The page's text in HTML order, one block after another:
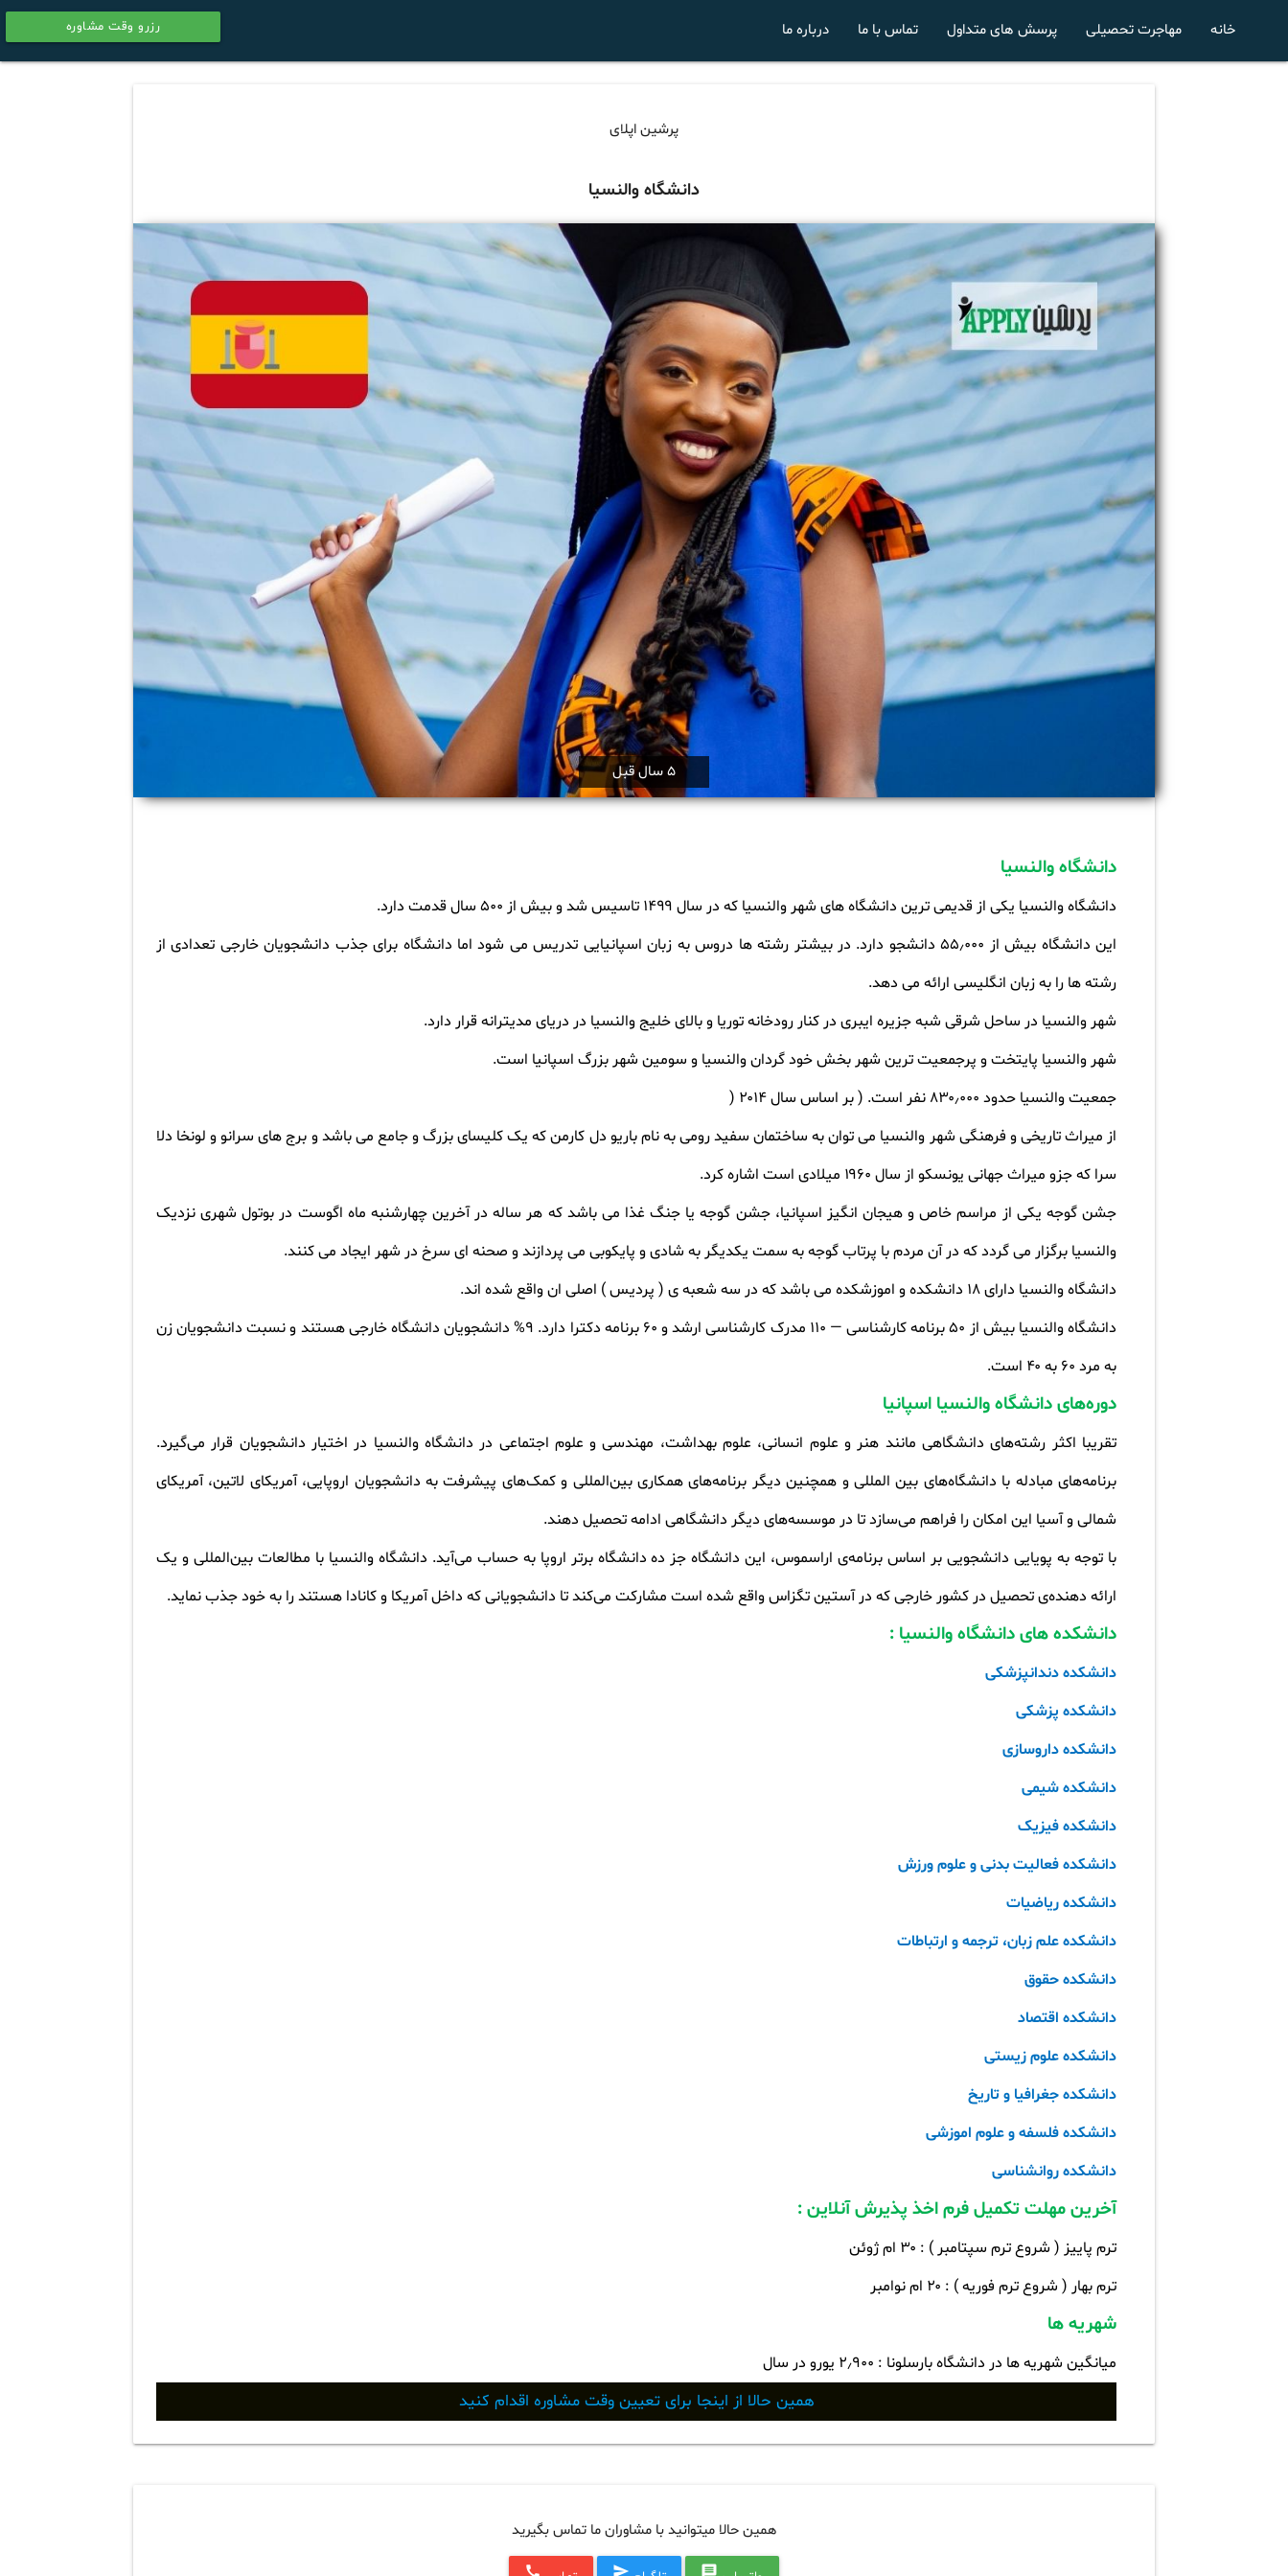
رزرو وقت مشاوره
calendar
خانه مهاجرت تحصیلی پرسش های متداول تماس با ما درباره ما
پرشین اپلای
دانشگاه والنسیا
5 سال قبل
دانشگاه والنسیا
دانشگاه والنسیا یکی از قدیمی ترین دانشگاه های شهر والنسیا که در سال ۱۴۹۹ تاسیس شد و بیش از ۵۰۰ سال قدمت دارد.
این دانشگاه بیش از
۵۵٫۰۰۰
دانشجو دارد. در بیشتر رشته ها دروس به زبان اسپانیایی تدریس می شود اما دانشگاه برای جذب دانشجویان خارجی تعدادی از
رشته ها را به زبان انگلیسی ارائه می دهد.
شهر والنسیا در ساحل شرقی شبه جزیره ایبری در کنار رودخانه توریا و بالای خلیج والنسیا در دریای مدیترانه قرار دارد.
شهر والنسیا پایتخت و پرجمعیت ترین شهر بخش خود گردان والنسیا و سومین شهر بزرگ اسپانیا است.
جمعیت والنسیا حدود
۸۳۰٫۰۰۰ نفر است. ( بر اساس سال۲۰۱۴ (
از میراث تاریخی و فرهنگی شهر والنسیا می توان به ساختمان سفید رومی به نام باریو دل کارمن که یک کلیسای بزرگ و جامع می باشد و برج های سرانو و لونخا دلا
سرا که جزو میراث جهانی یونسکو از سال ۱۹۶۰ میلادی است اشاره کرد.
جشن گوجه یکی از مراسم خاص و هیجان انگیز اسپانیا، جشن گوجه یا جنگ غذا می باشد که هر ساله در آخرین چهارشنبه ماه اگوست در بوتول شهری نزدیک
والنسیا برگزار می گردد که در آن مردم با پرتاب گوجه به سمت یکدیگر به شادی و پایکوبی می پردازند و صحنه ای سرخ در شهر ایجاد می کنند.
دانشگاه والنسیا دارای۱۸ دانشکده و اموزشکده می باشد که در سه شعبه ی ( پردیس ) اصلی ان واقع شده اند.
دانشگاه والنسیا بیش از ۵۰ برنامه کارشناسی — ۱۱۰ مدرک کارشناسی ارشد و ۶۰ برنامه دکترا دارد. ۹%
دانشجویان دانشگاه خارجی هستند و نسبت دانشجویان زن
به مرد ۶۰ به ۴۰ است.
دوره‌های دانشگاه والنسیا اسپانیا
تقریبا اکثر رشته‌های دانشگاهی مانند هنر و علوم انسانی، علوم بهداشت، مهندسی و علوم اجتماعی در دانشگاه والنسیا در اختیار دانشجویان قرار می‌گیرد.
برنامه‌های مبادله با دانشگاه‌های بین المللی و همچنین دیگر برنامه‌های همکاری بین‌المللی و کمک‌های پیشرفت به دانشجویان اروپایی، آمریکای لاتین، آمریکای
شمالی و آسیا این امکان را فراهم می‌سازد تا در موسسه‌های دیگر دانشگاهی ادامه تحصیل دهند.
با توجه به پویایی دانشجویی بر اساس برنامه‌ی اراسموس، این دانشگاه جز ده دانشگاه برتر اروپا به حساب می‌آید. دانشگاه والنسیا با مطالعات بین‌المللی و یک
ارائه دهنده‌ی تحصیل در کشور خارجی که در آستین تگزاس واقع شده است مشارکت می‌کند تا دانشجویانی که داخل آمریکا و کانادا هستند را به خود جذب نماید.
دانشکده های دانشگاه والنسیا :
دانشکده دندانپزشکی
دانشکده پزشکی
دانشکده داروسازی
دانشکده شیمی
دانشکده فیزیک
دانشکده فعالیت بدنی و علوم ورزش
دانشکده ریاضیات
دانشکده علم زبان، ترجمه و ارتباطات
دانشکده حقوق
دانشکده اقتصاد
دانشکده علوم زیستی
دانشکده جغرافیا و تاریخ
دانشکده فلسفه و علوم اموزشی
دانشکده روانشناسی
آخرین مهلت تکمیل فرم اخذ پذیرش آنلاین:
ترم پاییز ( شروع ترم سپتامبر ) : ۳۰ ام ژوئن
ترم بهار ( شروع ترم فوریه ) : ۲۰ ام نوامبر
شهریه ها
میانگین شهریه ها در دانشگاه بارسلونا : ۲٫۹۰۰ یورو در سال
همین حالا از اینجا برای تعیین وقت مشاوره اقدام کنید
همین حالا میتوانید با مشاوران ما تماس بگیرید
message
send
call